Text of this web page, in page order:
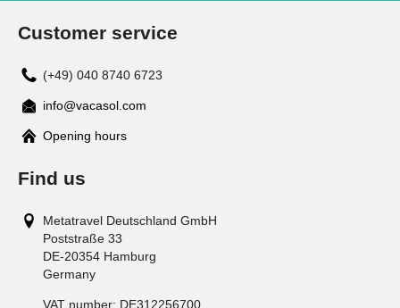
Customer service
(+49) 040 8740 6723
info@vacasol.com
Opening hours
Find us
Metatravel Deutschland GmbH
Poststraße 33
DE-20354 Hamburg
Germany
VAT number: DE312256700